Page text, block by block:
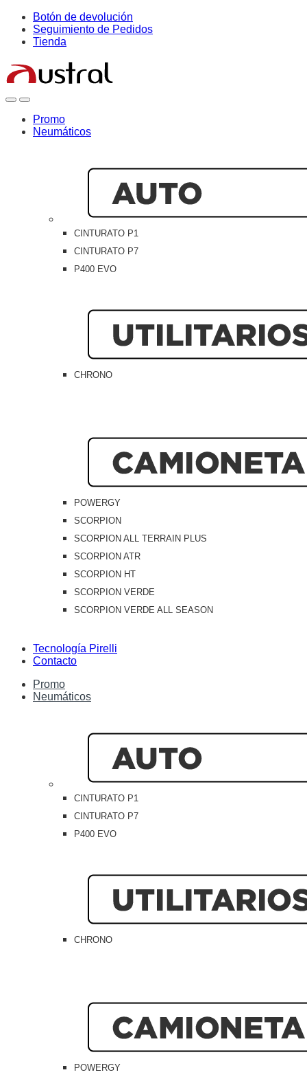
Skip
navigation
Skip
content
Botón de devolución
Seguimiento de Pedidos
Tienda
OpenClose
Promo
Neumáticos
CINTURATO P1
CINTURATO P7
P400 EVO
CHRONO
POWERGY
SCORPION
SCORPION ALL TERRAIN PLUS
SCORPION ATR
SCORPION HT
SCORPION VERDE
SCORPION VERDE ALL SEASON
Tecnología Pirelli
Contacto
Promo
Neumáticos
CINTURATO P1
CINTURATO P7
P400 EVO
CHRONO
POWERGY